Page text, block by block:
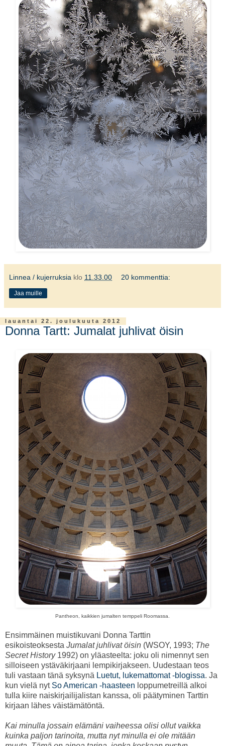
Linnea / kujerruksia klo 11.33.00 20 kommenttia:
Jaa muille
lauantai 22. joulukuuta 2012
Donna Tartt: Jumalat juhlivat öisin
Pantheon, kaikkien jumalten temppeli Roomassa.
Ensimmäinen muistikuvani Donna Tarttin
esikoisteoksesta Jumalat juhlivat öisin (WSOY, 1993; The
Secret History 1992) on yläasteelta: joku oli nimennyt sen
silloiseen ystäväkirjaani lempikirjakseen. Uudestaan teos
tuli vastaan tänä syksynä Luetut, lukemattomat -blogissa. Ja
kun vielä nyt So American -haasteen loppumetreillä alkoi
tulla kiire naiskirjailijalistan kanssa, oli päätyminen Tarttin
kirjaan lähes väistämätöntä.
Kai minulla jossain elämäni vaiheessa olisi ollut vaikka
kuinka paljon tarinoita, mutta nyt minulla ei ole mitään